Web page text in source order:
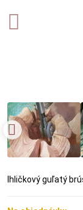
Ihličkový guľatý